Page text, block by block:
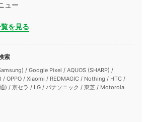
ュー
を見る
索
/ Google Pixel / AQUOS (SHARP) /
/ OPPO / Xiaomi / REDMAGIC / Nothing / HTC /
) / 京セラ / LG / パナソニック / 東芝 / Motorola